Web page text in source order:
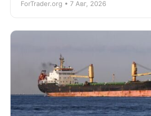
ForTrader.org • 7 Авг, 2026